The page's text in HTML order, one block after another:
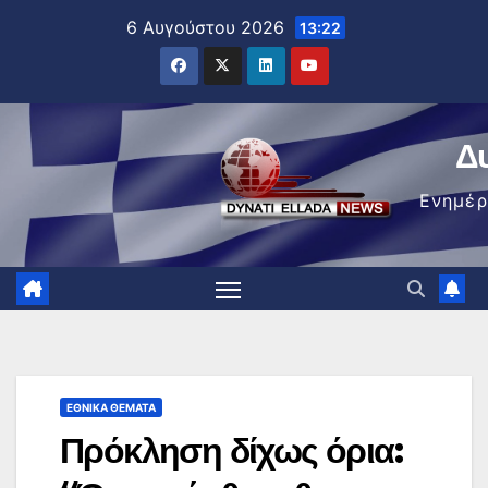
6 Αυγούστου 2026 13:22
ΕΘΝΙΚΆ ΘΈΜΑΤΑ
Πρόκληση δίχως όρια: